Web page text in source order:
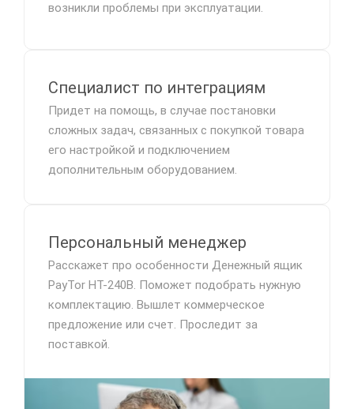
возникли проблемы при эксплуатации.
Специалист по интеграциям
Придет на помощь, в случае постановки
сложных задач, связанных с покупкой товара
его настройкой и подключением
дополнительным оборудованием.
Персональный менеджер
Расскажет про особенности Денежный ящик
PayTor HT-240B. Поможет подобрать нужную
комплектацию. Вышлет коммерческое
предложение или счет. Проследит за
поставкой.